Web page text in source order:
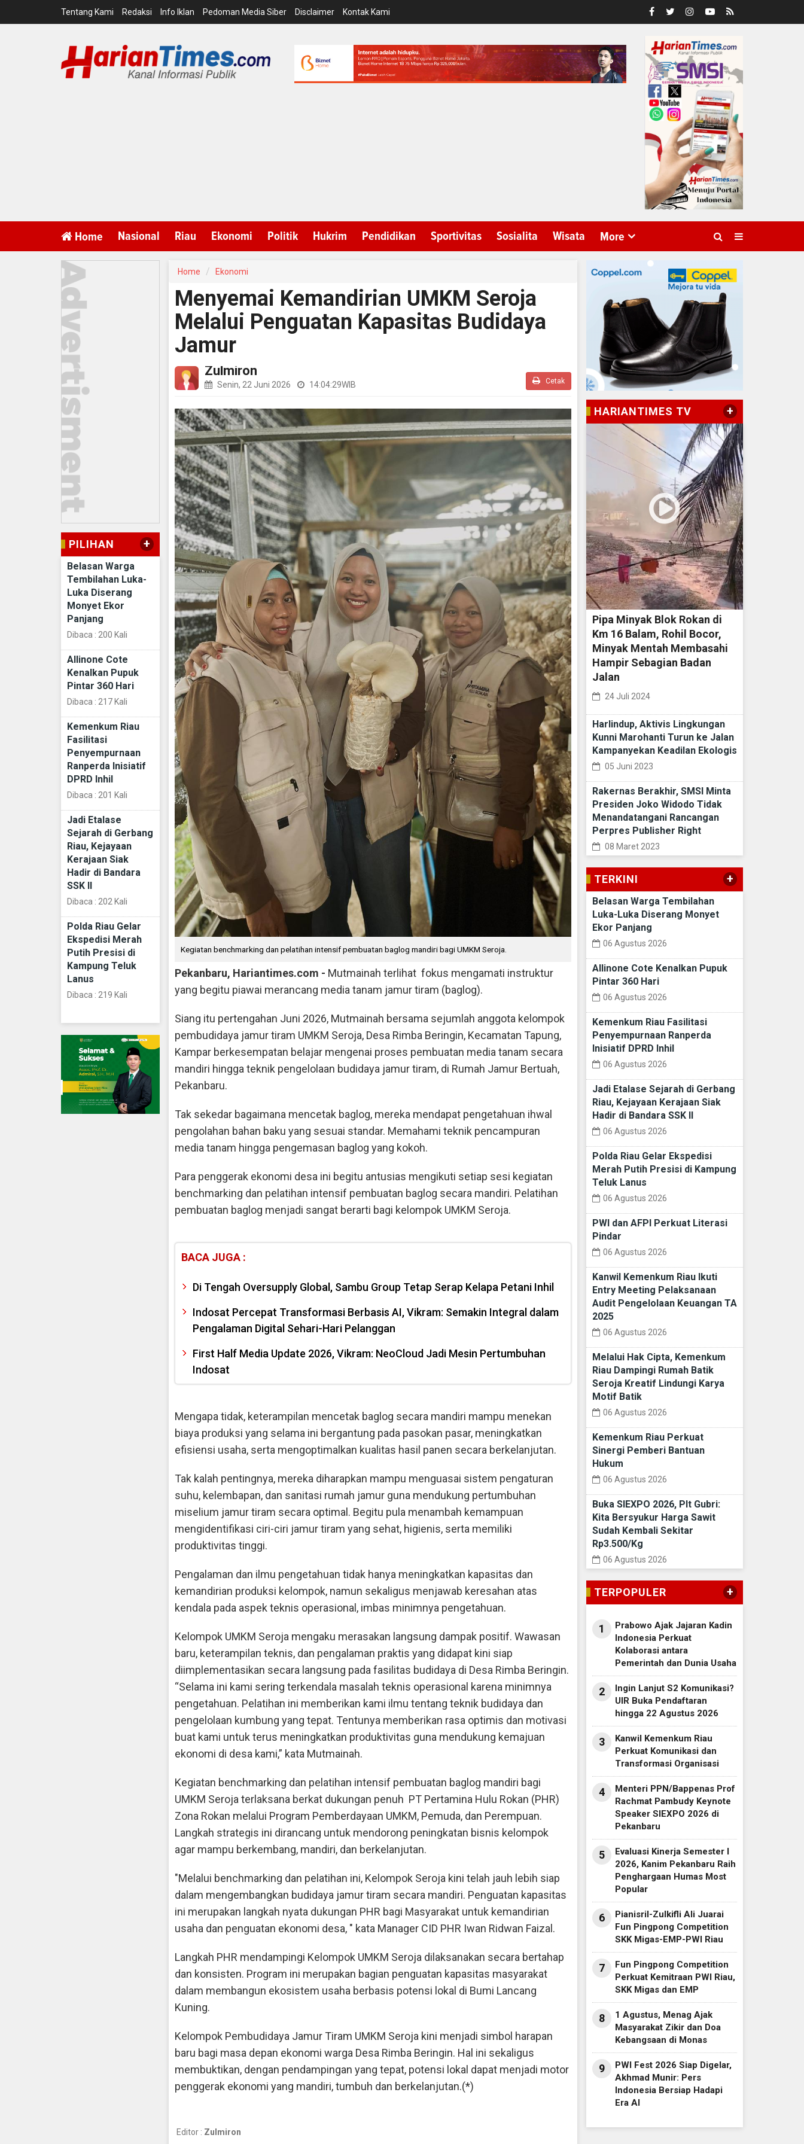
Tentang Kami Redaksi Info Iklan Pedoman Media Siber Disclaimer Kontak Kami
Home Nasional Riau Ekonomi Politik Hukrim Pendidikan Sportivitas Sosialita Wisata More
PILIHAN +
Belasan Warga
Tembilahan Luka-
Luka Diserang
Monyet Ekor
Panjang
Dibaca : 200 Kali
Allinone Cote
Kenalkan Pupuk
Pintar 360 Hari
Dibaca : 217 Kali
Kemenkum Riau
Fasilitasi
Penyempurnaan
Ranperda Inisiatif
DPRD Inhil
Dibaca : 201 Kali
Jadi Etalase
Sejarah di Gerbang
Riau, Kejayaan
Kerajaan Siak
Hadir di Bandara
SSK II
Dibaca : 202 Kali
Polda Riau Gelar
Ekspedisi Merah
Putih Presisi di
Kampung Teluk
Lanus
Dibaca : 219 Kali
Home Ekonomi
Menyemai Kemandirian UMKM Seroja
Melalui Penguatan Kapasitas Budidaya
Jamur
Zulmiron
Senin, 22 Juni 2026 14:04:29WIB Cetak
Kegiatan benchmarking dan pelatihan intensif pembuatan baglog mandiri bagi UMKM Seroja.
Pekanbaru, Hariantimes.com - Mutmainah terlihat fokus mengamati instruktur
yang begitu piawai merancang media tanam jamur tiram (baglog).
Siang itu pertengahan Juni 2026, Mutmainah bersama sejumlah anggota kelompok
pembudidaya jamur tiram UMKM Seroja, Desa Rimba Beringin, Kecamatan Tapung,
Kampar berkesempatan belajar mengenai proses pembuatan media tanam secara
mandiri hingga teknik pengelolaan budidaya jamur tiram, di Rumah Jamur Bertuah,
Pekanbaru.
Tak sekedar bagaimana mencetak baglog, mereka mendapat pengetahuan ihwal
pengolahan bahan baku yang sesuai standar. Memahami teknik pencampuran
media tanam hingga pengemasan baglog yang kokoh.
Para penggerak ekonomi desa ini begitu antusias mengikuti setiap sesi kegiatan
benchmarking dan pelatihan intensif pembuatan baglog secara mandiri. Pelatihan
pembuatan baglog menjadi sangat berarti bagi kelompok UMKM Seroja.
BACA JUGA :
Di Tengah Oversupply Global, Sambu Group Tetap Serap Kelapa Petani Inhil
Indosat Percepat Transformasi Berbasis AI, Vikram: Semakin Integral dalam
Pengalaman Digital Sehari-Hari Pelanggan
First Half Media Update 2026, Vikram: NeoCloud Jadi Mesin Pertumbuhan
Indosat
Mengapa tidak, keterampilan mencetak baglog secara mandiri mampu menekan
biaya produksi yang selama ini bergantung pada pasokan pasar, meningkatkan
efisiensi usaha, serta mengoptimalkan kualitas hasil panen secara berkelanjutan.
Tak kalah pentingnya, mereka diharapkan mampu menguasai sistem pengaturan
suhu, kelembapan, dan sanitasi rumah jamur guna mendukung pertumbuhan
miselium jamur tiram secara optimal. Begitu pula menambah kemampuan
mengidentifikasi ciri-ciri jamur tiram yang sehat, higienis, serta memiliki
produktivitas tinggi.
Pengalaman dan ilmu pengetahuan tidak hanya meningkatkan kapasitas dan
kemandirian produksi kelompok, namun sekaligus menjawab keresahan atas
kendala pada aspek teknis operasional, imbas minimnya pengetahuan.
Kelompok UMKM Seroja mengaku merasakan langsung dampak positif. Wawasan
baru, keterampilan teknis, dan pengalaman praktis yang didapat kini siap
diimplementasikan secara langsung pada fasilitas budidaya di Desa Rimba Beringin.
“Selama ini kami sering terkendala masalah teknis operasional karena minimnya
pengetahuan. Pelatihan ini memberikan kami ilmu tentang teknik budidaya dan
pengelolaan kumbung yang tepat. Tentunya memberikan rasa optimis dan motivasi
buat kami untuk terus meningkatkan produktivitas guna mendukung kemajuan
ekonomi di desa kami,” kata Mutmainah.
Kegiatan benchmarking dan pelatihan intensif pembuatan baglog mandiri bagi
UMKM Seroja terlaksana berkat dukungan penuh PT Pertamina Hulu Rokan (PHR)
Zona Rokan melalui Program Pemberdayaan UMKM, Pemuda, dan Perempuan.
Langkah strategis ini dirancang untuk mendorong peningkatan bisnis kelompok
agar mampu berkembang, mandiri, dan berkelanjutan.
"Melalui benchmarking dan pelatihan ini, Kelompok Seroja kini telah jauh lebih siap
dalam mengembangkan budidaya jamur tiram secara mandiri. Penguatan kapasitas
ini merupakan langkah nyata dukungan PHR bagi Masyarakat untuk kemandirian
usaha dan penguatan ekonomi desa, " kata Manager CID PHR Iwan Ridwan Faizal.
Langkah PHR mendampingi Kelompok UMKM Seroja dilaksanakan secara bertahap
dan konsisten. Program ini merupakan bagian penguatan kapasitas masyarakat
dalam membangun ekosistem usaha berbasis potensi lokal di Bumi Lancang
Kuning.
Kelompok Pembudidaya Jamur Tiram UMKM Seroja kini menjadi simbol harapan
baru bagi masa depan ekonomi warga Desa Rimba Beringin. Hal ini sekaligus
membuktikan, dengan pendampingan yang tepat, potensi lokal dapat menjadi motor
penggerak ekonomi yang mandiri, tumbuh dan berkelanjutan.(*)
Editor : Zulmiron
HARIANTIMES TV +
Pipa Minyak Blok Rokan di
Km 16 Balam, Rohil Bocor,
Minyak Mentah Membasahi
Hampir Sebagian Badan
Jalan
24 Juli 2024
Harlindup, Aktivis Lingkungan
Kunni Marohanti Turun ke Jalan
Kampanyekan Keadilan Ekologis
05 Juni 2023
Rakernas Berakhir, SMSI Minta
Presiden Joko Widodo Tidak
Menandatangani Rancangan
Perpres Publisher Right
08 Maret 2023
TERKINI +
Belasan Warga Tembilahan
Luka-Luka Diserang Monyet
Ekor Panjang
06 Agustus 2026
Allinone Cote Kenalkan Pupuk
Pintar 360 Hari
06 Agustus 2026
Kemenkum Riau Fasilitasi
Penyempurnaan Ranperda
Inisiatif DPRD Inhil
06 Agustus 2026
Jadi Etalase Sejarah di Gerbang
Riau, Kejayaan Kerajaan Siak
Hadir di Bandara SSK II
06 Agustus 2026
Polda Riau Gelar Ekspedisi
Merah Putih Presisi di Kampung
Teluk Lanus
06 Agustus 2026
PWI dan AFPI Perkuat Literasi
Pindar
06 Agustus 2026
Kanwil Kemenkum Riau Ikuti
Entry Meeting Pelaksanaan
Audit Pengelolaan Keuangan TA
2025
06 Agustus 2026
Melalui Hak Cipta, Kemenkum
Riau Dampingi Rumah Batik
Seroja Kreatif Lindungi Karya
Motif Batik
06 Agustus 2026
Kemenkum Riau Perkuat
Sinergi Pemberi Bantuan
Hukum
06 Agustus 2026
Buka SIEXPO 2026, Plt Gubri:
Kita Bersyukur Harga Sawit
Sudah Kembali Sekitar
Rp3.500/Kg
06 Agustus 2026
TERPOPULER +
1
Prabowo Ajak Jajaran Kadin
Indonesia Perkuat
Kolaborasi antara
Pemerintah dan Dunia Usaha
2
Ingin Lanjut S2 Komunikasi?
UIR Buka Pendaftaran
hingga 22 Agustus 2026
3
Kanwil Kemenkum Riau
Perkuat Komunikasi dan
Transformasi Organisasi
4
Menteri PPN/Bappenas Prof
Rachmat Pambudy Keynote
Speaker SIEXPO 2026 di
Pekanbaru
5
Evaluasi Kinerja Semester I
2026, Kanim Pekanbaru Raih
Penghargaan Humas Most
Popular
6
Pianisril-Zulkifli Ali Juarai
Fun Pingpong Competition
SKK Migas-EMP-PWI Riau
7
Fun Pingpong Competition
Perkuat Kemitraan PWI Riau,
SKK Migas dan EMP
8
1 Agustus, Menag Ajak
Masyarakat Zikir dan Doa
Kebangsaan di Monas
9
PWI Fest 2026 Siap Digelar,
Akhmad Munir: Pers
Indonesia Bersiap Hadapi
Era AI